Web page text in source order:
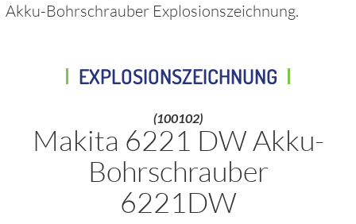
Akku-Bohrschrauber Explosionszeichnung.
EXPLOSIONSZEICHNUNG
(100102)
Makita 6221 DW Akku-
Bohrschrauber
6221DW